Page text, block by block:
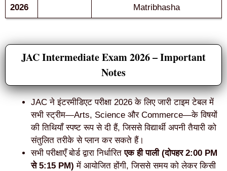
2026
Matribhasha
JAC Intermediate Exam 2026 – Important
Notes
JAC ने इंटरमीडिएट परीक्षा 2026 के लिए जारी टाइम टेबल में
सभी स्ट्रीम—Arts, Science और Commerce—के विषयों
की तिथियाँ स्पष्ट रूप से दी हैं, जिससे विद्यार्थी अपनी तैयारी को
संतुलित तरीके से प्लान कर सकते हैं।
सभी परीक्षाएँ बोर्ड द्वारा निर्धारितएक ही पाली (दोपहर 2:00 PM
से 5:15 PM) में आयोजित होंगी, जिससे समय को लेकर किसी